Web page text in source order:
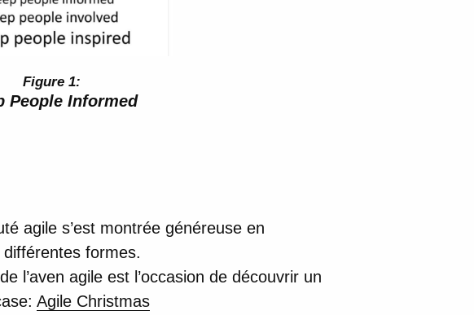
People Informed
agile s’est montrée généreuse en
formes.
l’aven agile est l’occasion de découvrir un
Agile Christmas